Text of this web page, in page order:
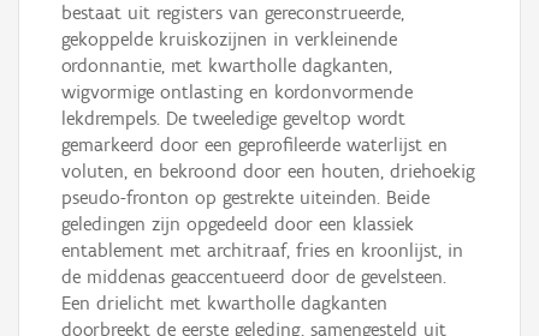
bestaat uit registers van gereconstrueerde,
gekoppelde kruiskozijnen in verkleinende
ordonnantie, met kwartholle dagkanten,
wigvormige ontlasting en kordonvormende
lekdrempels. De tweeledige geveltop wordt
gemarkeerd door een geprofileerde waterlijst en
voluten, en bekroond door een houten, driehoekig
pseudo-fronton op gestrekte uiteinden. Beide
geledingen zijn opgedeeld door een klassiek
entablement met architraaf, fries en kroonlijst, in
de middenas geaccentueerd door de gevelsteen.
Een drielicht met kwartholle dagkanten
doorbreekt de eerste geleding, samengesteld uit